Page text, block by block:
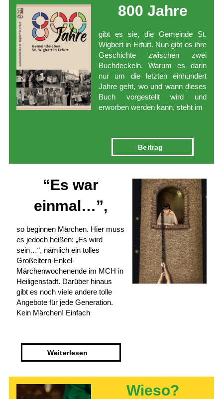
800­ Jahre
gibt es sie, die Gemeinde St.
Wigbert in Erfurt. Nun gibt es ihre
Geschichte zwischen zwei
Buchdeckeln. Warum es darin
nur um die letzten einhundert
Jahre geht, wo und wann dieses
Buch vorgestellt wird und
erworben werden kann, steht im
Bei­trag
“Es war
einmal­…”,
so beginnen Märchen. Hier muss
es jedoch heißen: „Es wird
sein…“, nämlich ein tolles
Großeltern-Enkel-
Märchenwochenende im MCH in
Heiligenstadt. Darüber hinaus
gibt es noch viele andere tolle
Angebote für jede Generation.
Kein Märchen! Einfach
Weiter­lesen
Wieso?